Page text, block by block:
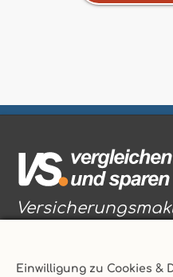
Einwilligung zu Cookies &